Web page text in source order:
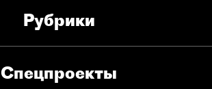
Рубрики
Спец­проекты